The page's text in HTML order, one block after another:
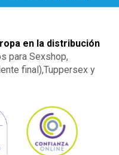
en la distribución
para Sexshop,
final),Tuppersex y